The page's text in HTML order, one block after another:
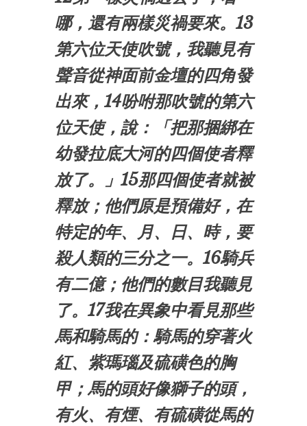
哪，還有兩樣災禍要來。13
第六位天使吹號，我聽見有
聲音從神面前金壇的四角發
出來，14吩咐那吹號的第六
位天使，說：「把那捆綁在
幼發拉底大河的四個使者釋
放了。」15那四個使者就被
釋放；他們原是預備好，在
特定的年、月、日、時，要
殺人類的三分之一。16騎兵
有二億；他們的數目我聽見
了。17我在異象中看見那些
馬和騎馬的：騎馬的穿著火
紅、紫瑪瑙及硫磺色的胸
甲；馬的頭好像獅子的頭，
有火、有煙、有硫磺從馬的